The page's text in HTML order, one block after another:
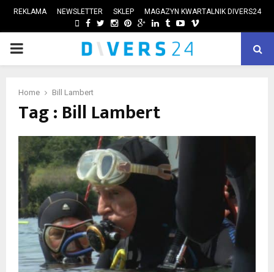
REKLAMA NEWSLETTER SKLEP MAGAZYN KWARTALNIK DIVERS24
FACEBOOK
TWITTER
INSTAGRAM
PINTEREST
GOOGLE
LINKEDIN
TUMBLRYOUTUBE
VIMEO
PRIMARY
Home Bill Lambert
Tag : Bill Lambert